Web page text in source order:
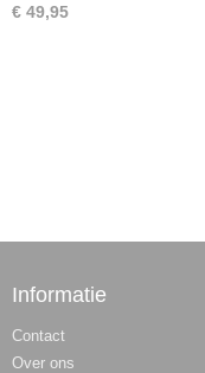
€ 49,95
Informatie
Contact
Over ons